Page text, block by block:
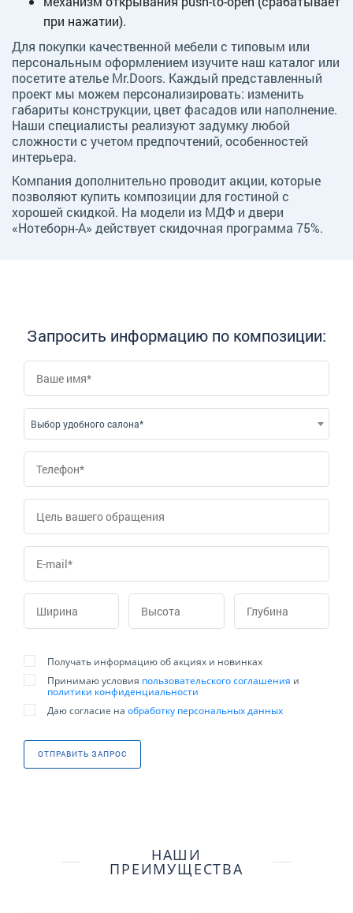
при нажатии).
Для покупки качественной мебели с типовым или
персональным оформлением изучите наш каталог или
посетите ателье Mr.Doors. Каждый представленный
проект мы можем персонализировать: изменить
габариты конструкции, цвет фасадов или наполнение.
Наши специалисты реализуют задумку любой
сложности с учетом предпочтений, особенностей
интерьера.
Компания дополнительно проводит акции, которые
позволяют купить композиции для гостиной с
хорошей скидкой. На модели из МДФ и двери
«Нотеборн-А» действует скидочная программа 75%.
Запросить информацию по композиции:
Выбор удобного салона*
ОТПРАВИТЬ ЗАПРОС
Получать информацию об акциях и новинках
Принимаю условия пользовательского соглашения и
политики конфиденциальности
Даю согласие на обработку персональных данных
НАШИ
ПРЕИМУЩЕСТВА